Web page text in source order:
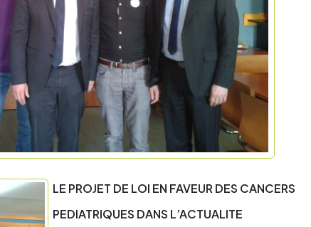
LE PROJET DE LOI EN FAVEUR DES CANCERS
PEDIATRIQUES DANS L’ACTUALITE